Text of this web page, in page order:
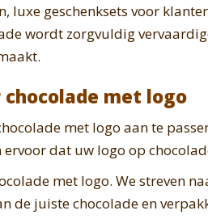
geschenksets voor
wordt zorgvuldig
met logo
met logo aan te
dat uw logo op
met logo. We streven
de juiste chocolade en